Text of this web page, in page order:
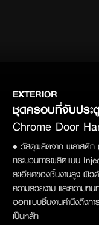
EXTERIOR
ชุดครอบที่จับประ
Chrome Door
• วัสดุผลิตจาก พลาสติก
กระบวนการผลิตแบบ
ละเอียดของชิ้นงานสูง ผิว
ความสวยงาม และความท
ออกแบบชิ้นงานคำนึงถึงกา
เป็นหลัก